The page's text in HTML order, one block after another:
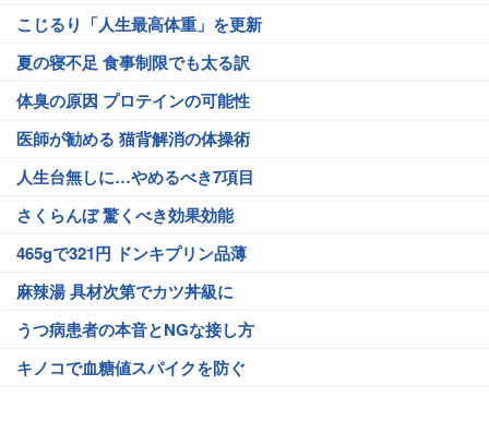
こじるり「人生最高体重」を更新
夏の寝不足 食事制限でも太る訳
体臭の原因 プロテインの可能性
医師が勧める 猫背解消の体操術
人生台無しに…やめるべき7項目
さくらんぼ 驚くべき効果効能
465gで321円 ドンキプリン品薄
麻辣湯 具材次第でカツ丼級に
うつ病患者の本音とNGな接し方
キノコで血糖値スパイクを防ぐ